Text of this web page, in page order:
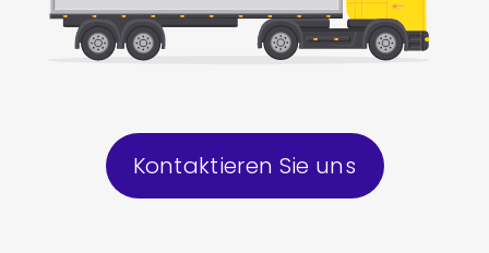
Kontaktieren Sie uns